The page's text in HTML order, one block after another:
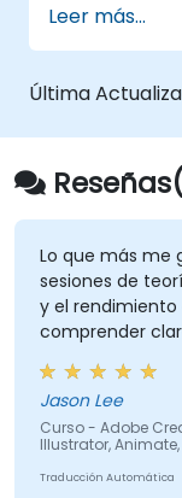
Conocer
Cloud.
Leer más...
Última
Lo que más me
sesiones de
y el rendimiento
comprender
las decisiones
eligen tasas de
diferentes tipos
color
rendimiento.
los conceptos
Jason Lee
Curso - Adobe
Illustrator,
Traducción Automática